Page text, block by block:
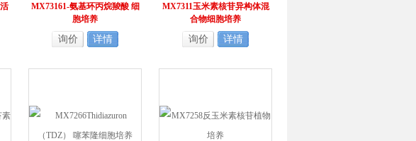
MX73161-氨基环丙烷羧酸 细
胞培养
询价 详情
MX7311玉米素核苷异构体混
合物细胞培养
询价 详情